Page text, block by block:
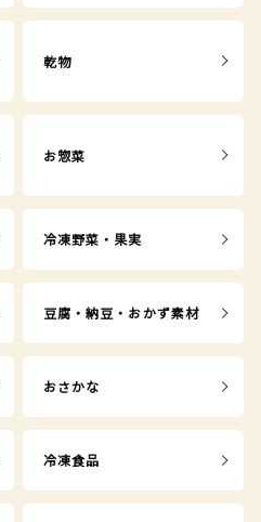
乾物
お惣菜
冷凍野菜・果実
豆腐・納豆・おかず素材
おさかな
冷凍食品